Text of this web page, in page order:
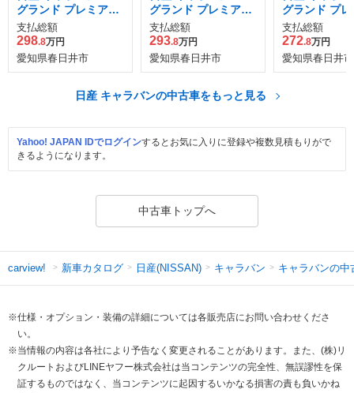
グランド プレミアム
GX ロングボディ
支払総額
298.8万円
愛知県春日井市
グランド プレミアム
GX ロングボディ
支払総額
293.8万円
愛知県春日井市
グランド プ
GX ロングボ
支払総額
272.8万円
愛知県春日井市
日産 キャラバンの中古車をもっと見る
Yahoo! JAPAN IDでログインするとお気に入りに登録や複数見積もりがで
きるようになります。
中古車トップへ
carview! 新車カタログ 日産(NISSAN) キャラバン キャラバンの中
※仕様・オプション・装備の詳細については各販売店にお問い合わせくださ
い。
※当情報の内容は各社により予告なく変更されることがあります。また、(株)リ
クルートおよびLINEヤフー株式会社は当コンテンツの完全性、無誤謬性を保
証するものではなく、当コンテンツに起因するいかなる損害の責も負いかね